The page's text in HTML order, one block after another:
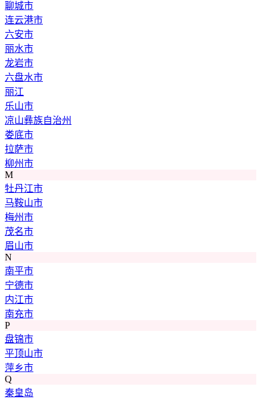
聊城市
连云港市
六安市
丽水市
龙岩市
六盘水市
丽江
乐山市
凉山彝族自治州
娄底市
拉萨市
柳州市
M
牡丹江市
马鞍山市
梅州市
茂名市
眉山市
N
南平市
宁德市
内江市
南充市
P
盘锦市
平顶山市
萍乡市
Q
秦皇岛